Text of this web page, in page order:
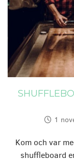
1
Kom och var
shuffleboard